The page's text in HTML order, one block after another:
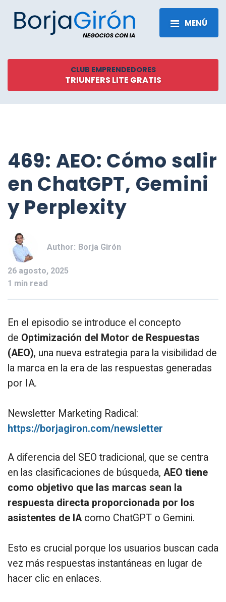
MENÚ
CLUB EMPRENDEDORES
TRIUNFERS LITE GRATIS
469: AEO: Cómo salir
en ChatGPT, Gemini
y Perplexity
Author: Borja Girón
26 agosto, 2025
1 min read
En el episodio se introduce el concepto
de Optimización del Motor de Respuestas
(AEO), una nueva estrategia para la visibilidad de
la marca en la era de las respuestas generadas
por IA.
Newsletter Marketing Radical:
https://borjagiron.com/newsletter
A diferencia del SEO tradicional, que se centra
en las clasificaciones de búsqueda, AEO tiene
como objetivo que las marcas sean la
respuesta directa proporcionada por los
asistentes de IA como ChatGPT o Gemini.
Esto es crucial porque los usuarios buscan cada
vez más respuestas instantáneas en lugar de
hacer clic en enlaces.